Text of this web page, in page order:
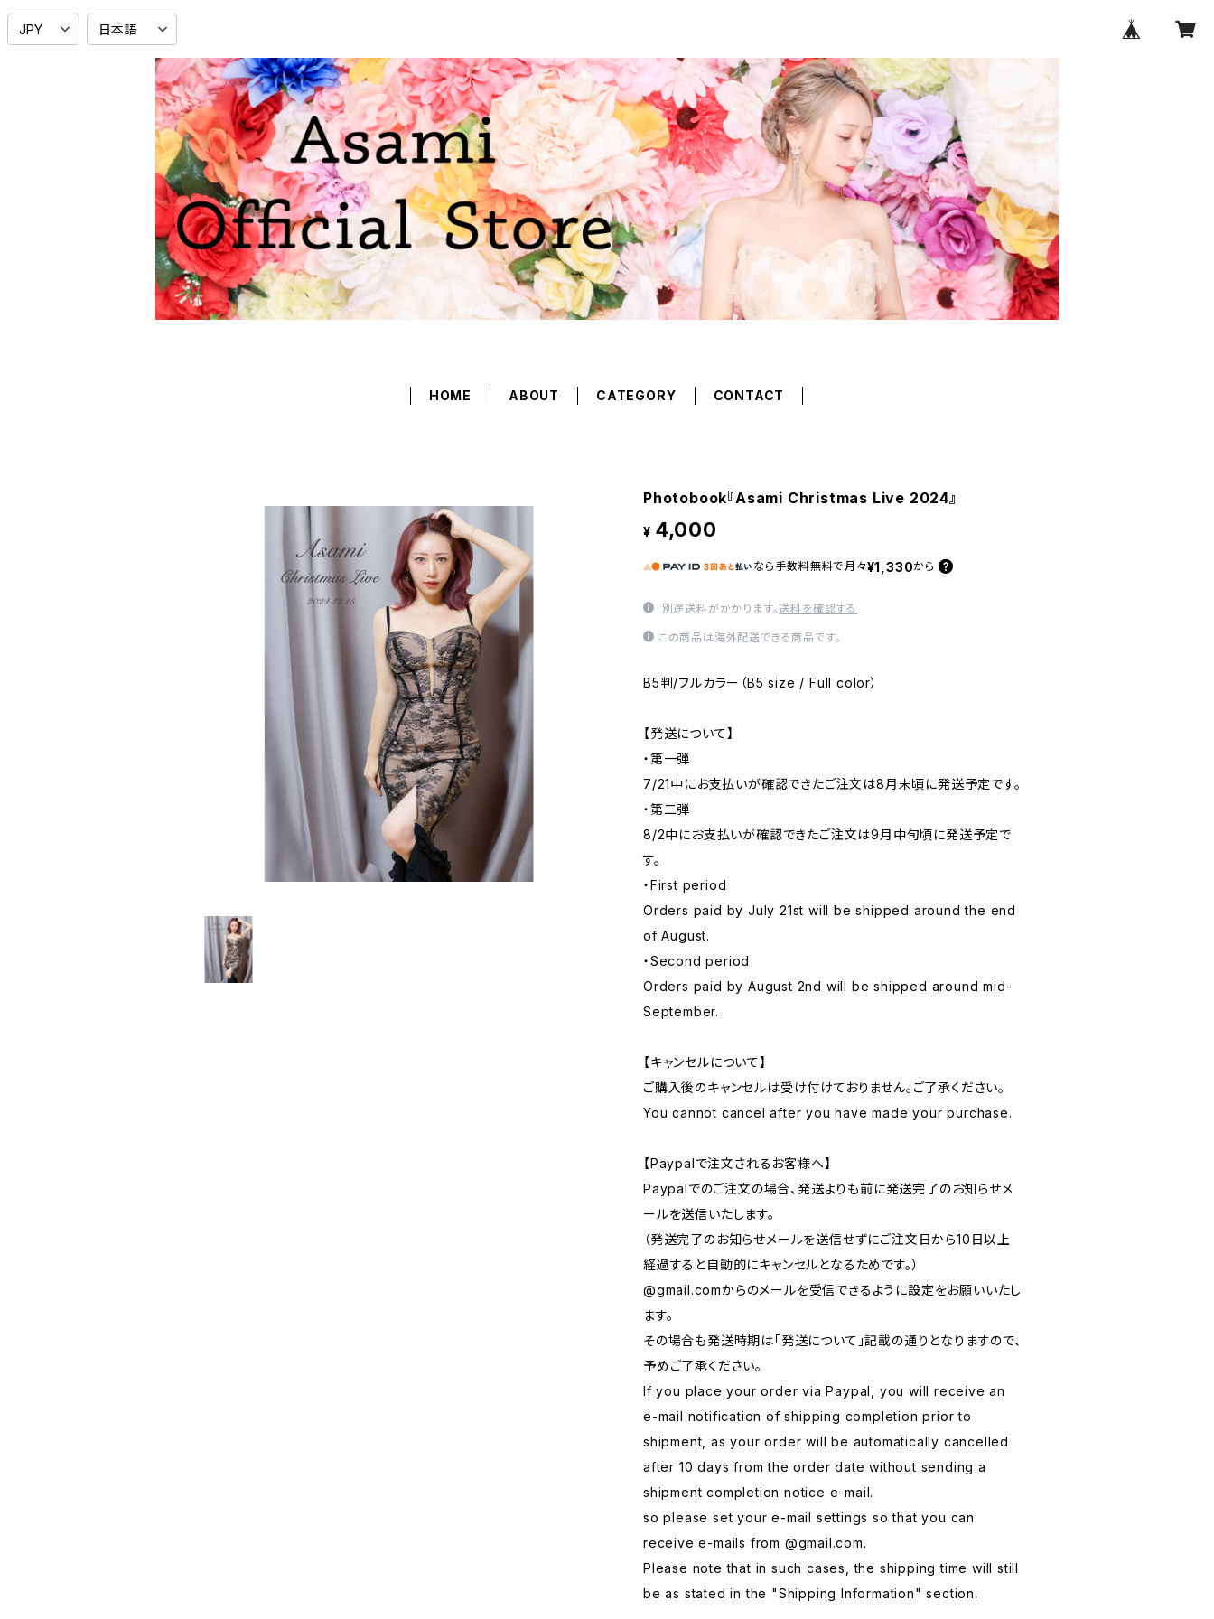
HOME ABOUT CATEGORY CONTACT
Photobook『Asami Christmas Live 2024』
¥ 4,000
なら 手数料無料で 月々¥1,330から
別途送料がかかります。送料を確認する
この商品は海外配送できる商品です。
B5判/フルカラー（B5 size / Full color）
【発送について】
・第一弾
7/21中にお支払いが確認できたご注文は8月末頃に発送予定です。
・第二弾
8/2中にお支払いが確認できたご注文は9月中旬頃に発送予定で
す。
・First period
Orders paid by July 21st will be shipped around the end
of August.
・Second period
Orders paid by August 2nd will be shipped around mid-
September.
【キャンセルについて】
ご購入後のキャンセルは受け付けておりません。ご了承ください。
You cannot cancel after you have made your purchase.
【Paypalで注文されるお客様へ】
Paypalでのご注文の場合、発送よりも前に発送完了のお知らせメ
ールを送信いたします。
（発送完了のお知らせメールを送信せずにご注文日から10日以上
経過すると自動的にキャンセルとなるためです。）
@gmail.comからのメールを受信できるように設定をお願いいたし
ます。
その場合も発送時期は「発送について」記載の通りとなりますので、
予めご了承ください。
If you place your order via Paypal, you will receive an
e-mail notification of shipping completion prior to
shipment, as your order will be automatically cancelled
after 10 days from the order date without sending a
shipment completion notice e-mail.
so please set your e-mail settings so that you can
receive e-mails from @gmail.com.
Please note that in such cases, the shipping time will still
be as stated in the "Shipping Information" section.